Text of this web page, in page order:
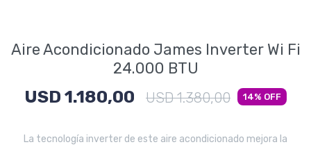
Aire Acondicionado James Inverter Wi Fi
24.000 BTU
USD 1.180,00 USD 1.380,00 14
La tecnología inverter de este aire acondicionado mejora la
Pequeños electrodomésticos